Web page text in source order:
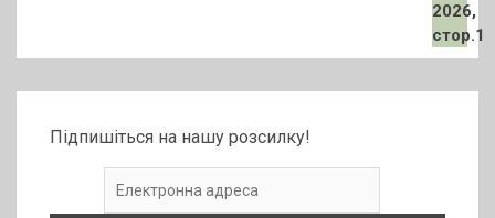
Підпишіться на нашу розсилку!